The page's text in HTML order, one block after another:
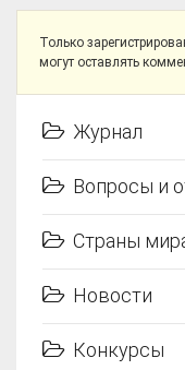
Только
могут оставлять
Журнал
Вопросы и
Страны
Новости
Конкурсы